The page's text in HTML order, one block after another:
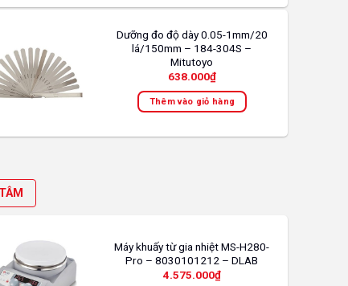
Dưỡng đo độ dày 0.05-1mm/20
lá/150mm – 184-304S –
Mitutoyo
638.000₫
Thêm vào giỏ hàng
Máy khuấy từ gia nhiệt MS-H280-
Pro – 8030101212 – DLAB
4.575.000₫